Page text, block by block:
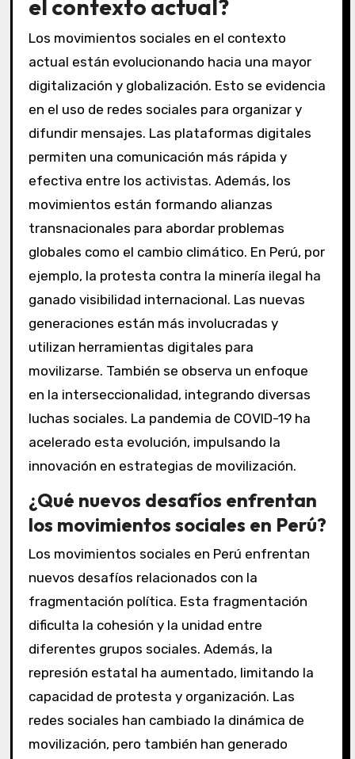
el contexto actual?
Los movimientos sociales en el contexto
actual están evolucionando hacia una mayor
digitalización y globalización. Esto se evidencia
en el uso de redes sociales para organizar y
difundir mensajes. Las plataformas digitales
permiten una comunicación más rápida y
efectiva entre los activistas. Además, los
movimientos están formando alianzas
transnacionales para abordar problemas
globales como el cambio climático. En Perú, por
ejemplo, la protesta contra la minería ilegal ha
ganado visibilidad internacional. Las nuevas
generaciones están más involucradas y
utilizan herramientas digitales para
movilizarse. También se observa un enfoque
en la interseccionalidad, integrando diversas
luchas sociales. La pandemia de COVID-19 ha
acelerado esta evolución, impulsando la
innovación en estrategias de movilización.
¿Qué nuevos desafíos enfrentan
los movimientos sociales en Perú?
Los movimientos sociales en Perú enfrentan
nuevos desafíos relacionados con la
fragmentación política. Esta fragmentación
dificulta la cohesión y la unidad entre
diferentes grupos sociales. Además, la
represión estatal ha aumentado, limitando la
capacidad de protesta y organización. Las
redes sociales han cambiado la dinámica de
movilización, pero también han generado